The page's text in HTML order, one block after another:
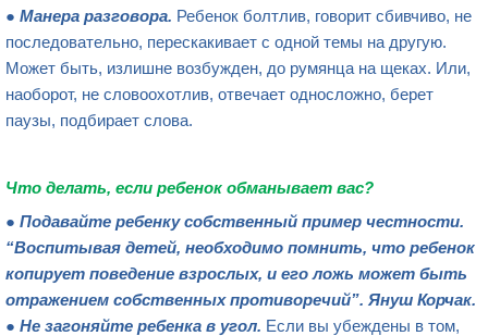
● Манера разговора. Ребенок болтлив, говорит сбивчиво, не
последовательно, перескакивает с одной темы на другую.
Может быть, излишне возбужден, до румянца на щеках. Или,
наоборот, не словоохотлив, отвечает односложно, берет
паузы, подбирает слова.
Что делать, если ребенок обманывает вас?
● Подавайте ребенкусобственный пример честности.
“Воспитывая детей, необходимо помнить, что ребенок
копирует поведение взрослых, и его ложь может быть
отражением собственных противоречий”. Януш Корчак.
● Не загоняйте ребенка в угол. Если вы убеждены в том,